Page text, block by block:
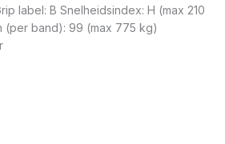
label: B Snelheidsindex: H (max 210
(per band): 99 (max 775 kg)